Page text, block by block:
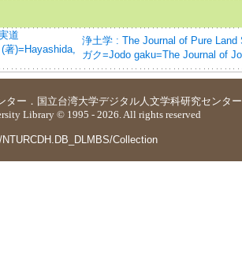
道
著)=Hayashida,
浄土学 : The Journal of Pure
ガク=Jodo gaku=The Journal of
ター ． 国立台湾大学デジタル人文学科研究センター
Library © 1995 - 2026. All rights reserved
Collection